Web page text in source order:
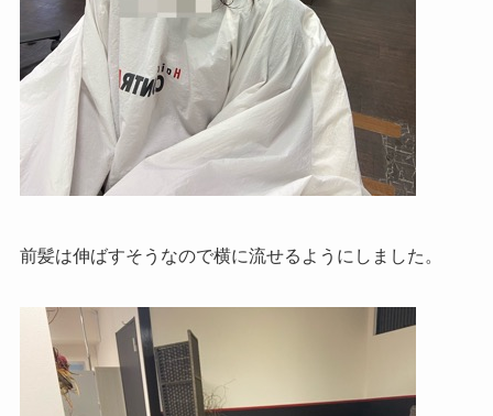
前髪は伸ばすそうなので横に流せるようにしました。